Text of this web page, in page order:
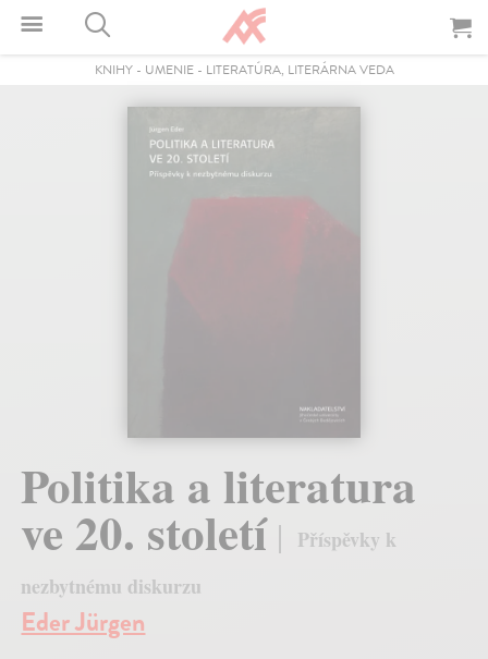
KNIHY- UMENIE- LITERATÚRA, LITERÁRNA VEDA
Politika a literatura
ve 20. století
Příspěvky k
nezbytnému diskurzu
Eder Jürgen